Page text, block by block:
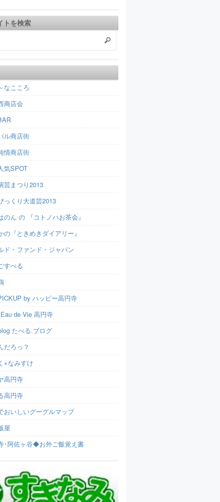
トを検索
なこころ
商店会
ル商店街
情商店街
気SPOT
芸まつり2013
っくり大道芸2013
のん の 『コトノハお茶会』
の『ときめきダイアリー』
ド・ファンド・ジャパン
すぺる
by ハッピー高円寺
de Vie 高円寺
たべる.ブログ
だろっ？
×なみすけ
高円寺
高円寺
おいしいグーグルマップ
屋
･阿佐ヶ谷◆お外ご飯覚え書